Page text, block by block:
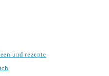
und rezepte